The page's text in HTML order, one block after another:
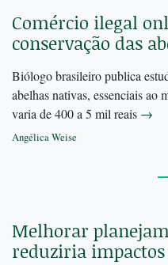
Comércio ilegal
conservação das
Biólogo brasileiro publica
abelhas nativas, essenciais ao
varia de 400 a 5 mil reais →
Angélica Weise
Melhorar
reduziria